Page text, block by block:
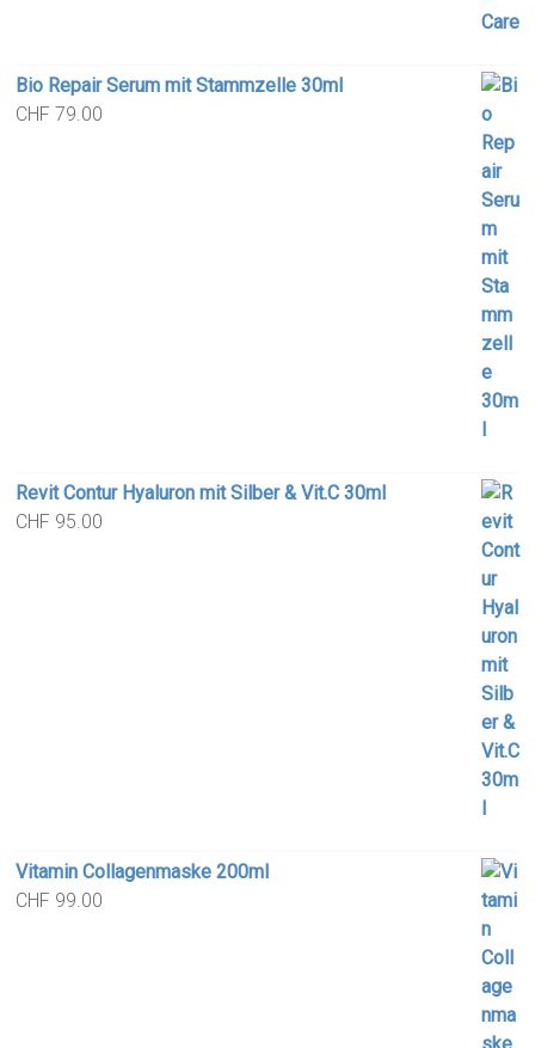
Bio Repair Serum mit Stammzelle 30ml
CHF 79.00
Revit Contur Hyaluron mit Silber & Vit.C 30ml
CHF 95.00
Vitamin Collagenmaske 200ml
CHF 99.00